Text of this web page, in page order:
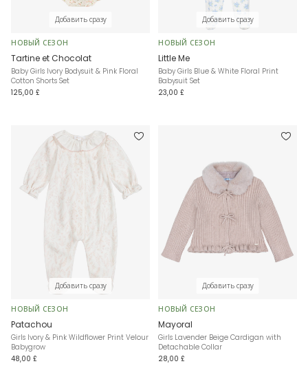
Добавить сразу
НОВЫЙ СЕЗОН
Tartine et Chocolat
Baby Girls Ivory Bodysuit & Pink Floral
Cotton Shorts Set
125,00 £
Добавить сразу
НОВЫЙ СЕЗОН
Little Me
Baby Girls Blue & White Floral Print
Babysuit Set
23,00 £
Добавить сразу
НОВЫЙ СЕЗОН
Patachou
Girls Ivory & Pink Wildflower Print Velour
Babygrow
48,00 £
Добавить сразу
НОВЫЙ СЕЗОН
Mayoral
Girls Lavender Beige Cardigan with
Detachable Collar
28,00 £